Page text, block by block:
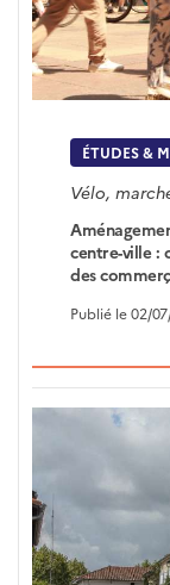
ÉTUDES &
Vélo,
centre-ville :
des
Publié le 02/